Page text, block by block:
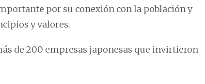
por su conexión con la población y
y valores.
de 200 empresas japonesas que invirtieron